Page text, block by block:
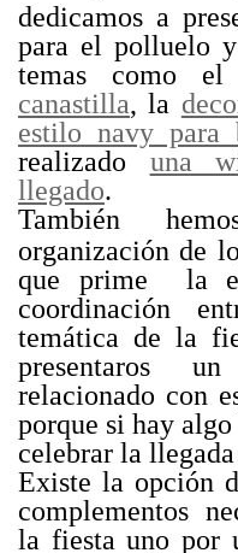
dedicamos a
para el polluelo
temas como el
canastilla, la
estilo navy para
realizado una
llegado.
También
organización de
que prime la
coordinación
temática de la
presentaros
relacionado con
porque si hay
celebrar la
Existe la opción
complementos
la fiesta uno por